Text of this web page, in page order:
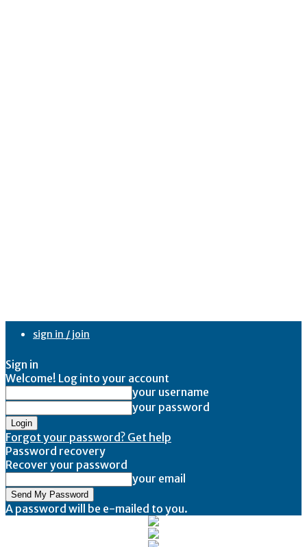
sign in / join
Sign in
Welcome! Log into your account
your username
your password
Forgot your password? Get help
Password recovery
Recover your password
your email
A password will be e-mailed to you.